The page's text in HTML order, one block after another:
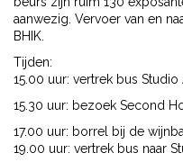
aanwezig. Vervoer van en
BHIK.
Tijden:
15.00 uur: vertrek bus Studio
15.30 uur: bezoek Second
17.00 uur: borrel bij de
19.00 uur: vertrek bus naar